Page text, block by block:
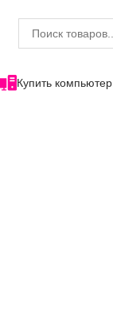
Купить компьютер